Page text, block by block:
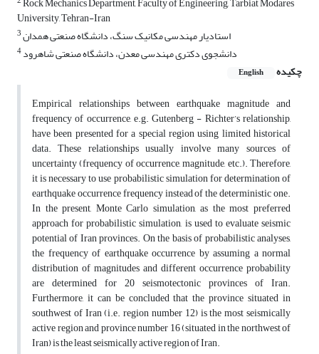
University, Tehran-Iran
3استادیار مهندسی مکانیک سنگ، دانشگاه صنعتی همدان
4دانشجوی دکتری مهندسی معدن، دانشگاه صنعتی شاهرود
چکیده
English
Empirical relationships between earthquake magnitude and
frequency of occurrence, e.g. Gutenberg - Richter’s relationship,
have been presented for a special region using limited historical
data. These relationships usually involve many sources of
uncertainty (frequency of occurrence, magnitude, etc.). Therefore,
it is necessary to use probabilistic simulation for determination of
earthquake occurrence frequency instead of the deterministic one.
In the present, Monte Carlo simulation, as the most preferred
approach for probabilistic simulation, is used to evaluate seismic
potential of Iran provinces. On the basis of probabilistic analyses,
the frequency of earthquake occurrence by assuming a normal
distribution of magnitudes and different occurrence probability
are determined for 20 seismotectonic provinces of Iran.
Furthermore, it can be concluded that the province situated in
southwest of Iran (i.e. region number 12) is the most seismically
active region and province number 16 (situated in the northwest of
Iran) is the least seismically active region of Iran.